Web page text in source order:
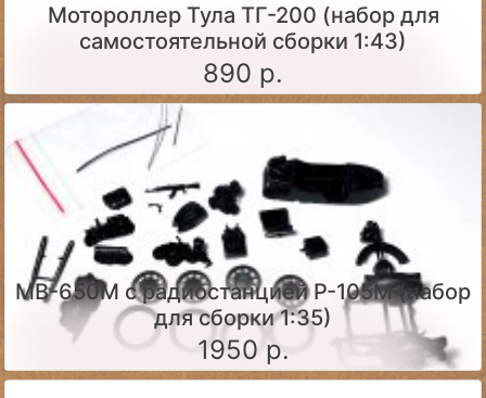
Мотороллер Тула ТГ-200 (набор для
самостоятельной сборки 1:43)
890 р.
МВ-650М с радиостанцией Р-105М (набор
для сборки 1:35)
1950 р.